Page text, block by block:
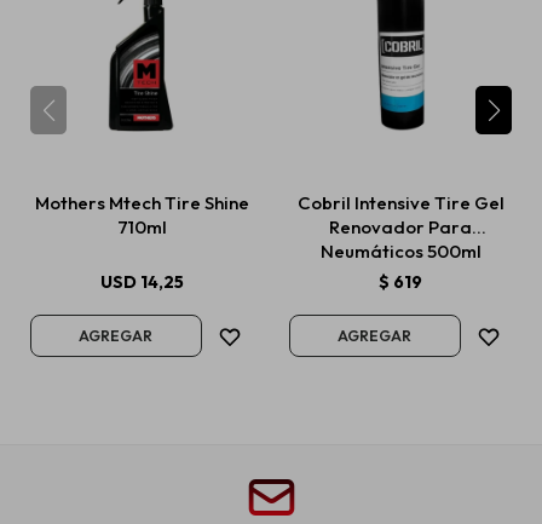
Mothers Mtech Tire Shine
710ml
USD 14,25
Cobril Intensive Tire Gel
Renovador Para
Neumáticos 500ml
$ 619